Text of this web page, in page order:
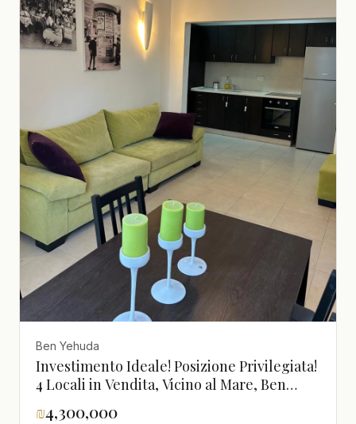
Ben Yehuda
Investimento Ideale! Posizione Privilegiata!
4 Locali in Vendita, Vicino al Mare, Ben
₪4,300,000